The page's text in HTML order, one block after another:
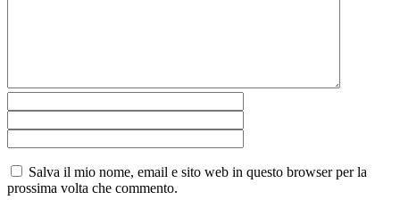
Salva il mio nome, email e sito web in questo browser per la
prossima volta che commento.